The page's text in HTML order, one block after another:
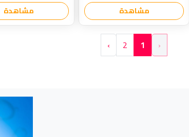
مشاهدة
مشاهدة
‹
1
2
›